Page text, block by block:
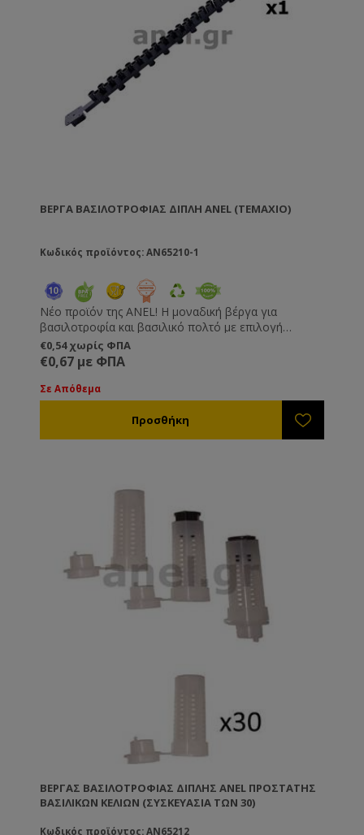
ΒΈΡΓΑ ΒΑΣΙΛΟΤΡΟΦΊΑΣ ΔΙΠΛΉ ANEL (TEMAXIO)
Κωδικός προϊόντος: AN65210-1
Νέο προϊόν της ANEL! Η μοναδική βέργα για
βασιλοτροφία και βασιλικό πολτό με επιλογή
αριθμού κελιών - 13 κελιά για βασιλοτροφία, 40
κελιά για βασιλικό πολτό. Με ευκολόχρηστα κελιά
και προστάτες κελιών με πορτάκι ώστε να είναι
κατάλληλοι και για μεταφορά/εισαγωγή βασίλισσας.
€0,54 χωρίς ΦΠΑ
€0,67 με ΦΠΑ
Σε Απόθεμα
ΒΈΡΓΑΣ ΒΑΣΙΛΟΤΡΟΦΊΑΣ ΔΙΠΛΉΣ ANEL ΠΡΟΣΤΆΤΗΣ
ΒΑΣΙΛΙΚΏΝ ΚΕΛΙΏΝ (ΣΥΣΚΕΥΑΣΊΑ ΤΩΝ 30)
Κωδικός προϊόντος: AN65212